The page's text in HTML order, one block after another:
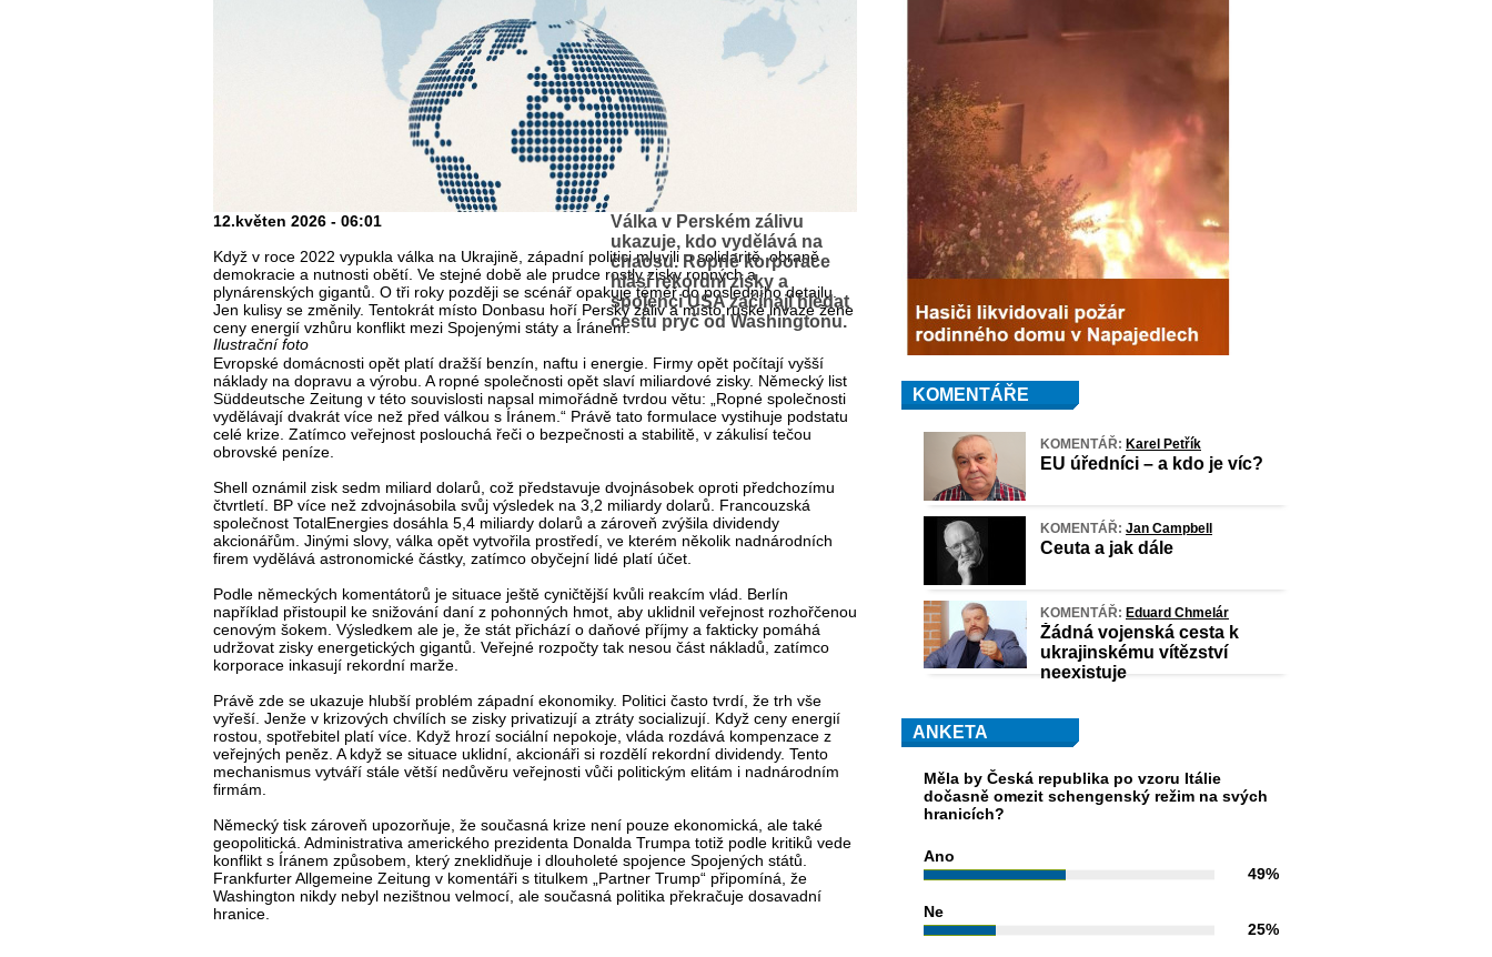
Válka v Perském zálivu
ukazuje, kdo vydělává na
chaosu. Ropné korporace
hlásí rekordní zisky a
spojenci USA začínají hledat
cestu pryč od Washingtonu.
Ilustrační foto
12.květen 2026 - 06:01
Když v roce 2022 vypukla válka na Ukrajině, západní politici mluvili o solidaritě, obraně
demokracie a nutnosti obětí. Ve stejné době ale prudce rostly zisky ropných a
plynárenských gigantů. O tři roky později se scénář opakuje téměř do posledního detailu.
Jen kulisy se změnily. Tentokrát místo Donbasu hoří Perský záliv a místo ruské invaze žene
ceny energií vzhůru konflikt mezi Spojenými státy a Íránem.
Evropské domácnosti opět platí dražší benzín, naftu i energie. Firmy opět počítají vyšší
náklady na dopravu a výrobu. A ropné společnosti opět slaví miliardové zisky. Německý list
Süddeutsche Zeitung v této souvislosti napsal mimořádně tvrdou větu: „Ropné společnosti
vydělávají dvakrát více než před válkou s Íránem.“ Právě tato formulace vystihuje podstatu
celé krize. Zatímco veřejnost poslouchá řeči o bezpečnosti a stabilitě, v zákulisí tečou
obrovské peníze.
Shell oznámil zisk sedm miliard dolarů, což představuje dvojnásobek oproti předchozímu
čtvrtletí. BP více než zdvojnásobila svůj výsledek na 3,2 miliardy dolarů. Francouzská
společnost TotalEnergies dosáhla 5,4 miliardy dolarů a zároveň zvýšila dividendy
akcionářům. Jinými slovy, válka opět vytvořila prostředí, ve kterém několik nadnárodních
firem vydělává astronomické částky, zatímco obyčejní lidé platí účet.
Podle německých komentátorů je situace ještě cyničtější kvůli reakcím vlád. Berlín
například přistoupil ke snižování daní z pohonných hmot, aby uklidnil veřejnost rozhořčenou
cenovým šokem. Výsledkem ale je, že stát přichází o daňové příjmy a fakticky pomáhá
udržovat zisky energetických gigantů. Veřejné rozpočty tak nesou část nákladů, zatímco
korporace inkasují rekordní marže.
Právě zde se ukazuje hlubší problém západní ekonomiky. Politici často tvrdí, že trh vše
vyřeší. Jenže v krizových chvílích se zisky privatizují a ztráty socializují. Když ceny energií
rostou, spotřebitel platí více. Když hrozí sociální nepokoje, vláda rozdává kompenzace z
veřejných peněz. A když se situace uklidní, akcionáři si rozdělí rekordní dividendy. Tento
mechanismus vytváří stále větší nedůvěru veřejnosti vůči politickým elitám i nadnárodním
firmám.
Německý tisk zároveň upozorňuje, že současná krize není pouze ekonomická, ale také
geopolitická. Administrativa amerického prezidenta Donalda Trumpa totiž podle kritiků vede
konflikt s Íránem způsobem, který zneklidňuje i dlouholeté spojence Spojených států.
Frankfurter Allgemeine Zeitung v komentáři s titulkem „Partner Trump“ připomíná, že
Washington nikdy nebyl nezištnou velmocí, ale současná politika překračuje dosavadní
hranice.
KOMENTÁŘE
KOMENTÁŘ: Karel Petřík
EU úředníci – a kdo je víc?
KOMENTÁŘ: Jan Campbell
Ceuta a jak dále
KOMENTÁŘ: Eduard Chmelár
Žádná vojenská cesta k
ukrajinskému vítězství
neexistuje
ANKETA
Měla by Česká republika po vzoru Itálie
dočasně omezit schengenský režim na svých
hranicích?
Ano
49%
Ne
25%